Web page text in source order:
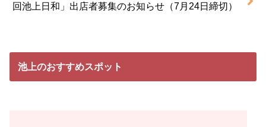
回池上日和」出店者募集のお知らせ（7月24日締切）
池上のおすすめスポット